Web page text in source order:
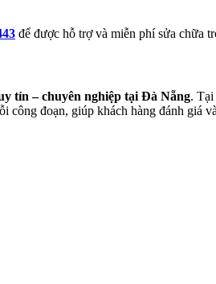
để được hỗ trợ và miễn phí sửa chữa
tín – chuyên nghiệp tại Đà Nẵng. Tại
đoạn, giúp khách hàng đánh giá